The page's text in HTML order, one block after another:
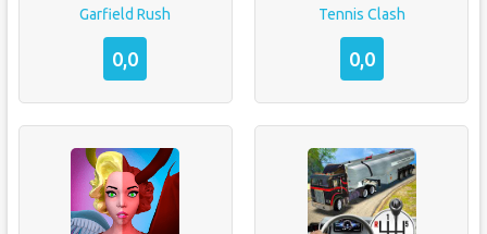
Garfield Rush
0,0
Tennis Clash
0,0